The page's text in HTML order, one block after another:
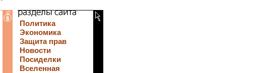
Политика
Экономика
Защита прав
Новости
Посиделки
Вселенная